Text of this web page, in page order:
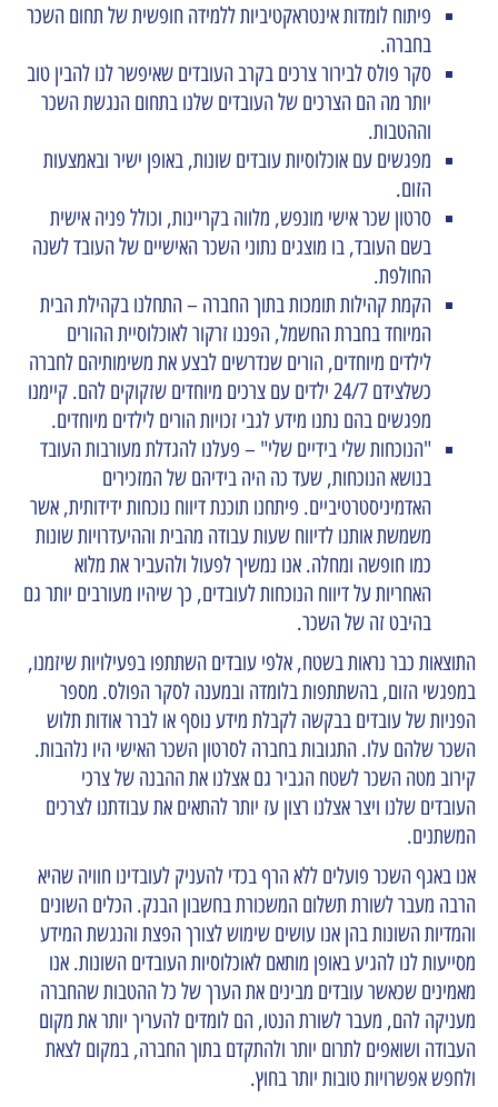
פיתוח לומדות אינטראקטיביות ללמידה חופשית של תחום השכר
בחברה.
סקר פולס לבירור צרכים בקרב העובדים שאיפשר לנו להבין טוב
יותר מה הם הצרכים של העובדים שלנו בתחום הנגשת השכר
וההטבות.
מפגשים עם אוכלוסיות עובדים שונות, באופן ישיר ובאמצעות
הזום.
סרטון שכר אישי מונפש, מלווה בקריינות, וכולל פניה אישית
בשם העובד, בו מוצגים נתוני השכר האישיים של העובד לשנה
החולפת.
הקמת קהילות תומכות בתוך החברה – התחלנו בקהילת הבית
המיוחד בחברת החשמל, הפננו זרקור לאוכלוסיית ההורים
לילדים מיוחדים, הורים שנדרשים לבצע את משימותיהם לחברה
כשלצידם 24/7 ילדים עם צרכים מיוחדים שזקוקים להם. קיימנו
מפגשים בהם נתנו מידע לגבי זכויות הורים לילדים מיוחדים.
"הנוכחות שלי בידיים שלי" – פעלנו להגדלת מעורבות העובד
בנושא הנוכחות, שעד כה היה בידיהם של המזכירים
האדמיניסטרטיביים. פיתחנו תוכנת דיווח נוכחות ידידותית, אשר
משמשת אותנו לדיווח שעות עבודה מהבית וההיעדרויות שונות
כמו חופשה ומחלה. אנו נמשיך לפעול ולהעביר את מלוא
האחריות על דיווח הנוכחות לעובדים, כך שיהיו מעורבים יותר גם
בהיבט זה של השכר.
התוצאות כבר נראות בשטח, אלפי עובדים השתתפו בפעילויות שיזמנו,
במפגשי הזום, בהשתתפות בלומדה ובמענה לסקר הפולס. מספר
הפניות של עובדים בבקשה לקבלת מידע נוסף או לברר אודות תלוש
השכר שלהם עלו. התגובות בחברה לסרטון השכר האישי היו נלהבות.
קירוב מטה השכר לשטח הגביר גם אצלנו את ההבנה של צרכי
העובדים שלנו ויצר אצלנו רצון עז יותר להתאים את עבודתנו לצרכים
המשתנים.
אנו באגף השכר פועלים ללא הרף בכדי להעניק לעובדינו חוויה שהיא
הרבה מעבר לשורת תשלום המשכורת בחשבון הבנק. הכלים השונים
והמדיות השונות בהן אנו עושים שימוש לצורך הפצת והנגשת המידע
מסייעות לנו להגיע באופן מותאם לאוכלוסיות העובדים השונות. אנו
מאמינים שכאשר עובדים מבינים את הערך של כל ההטבות שהחברה
מעניקה להם, מעבר לשורת הנטו, הם לומדים להעריך יותר את מקום
העבודה ושואפים לתרום יותר ולהתקדם בתוך החברה, במקום לצאת
ולחפש אפשרויות טובות יותר בחוץ.